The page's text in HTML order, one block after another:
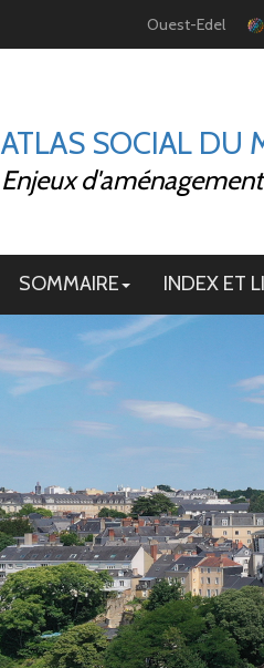
Ouest-Edel
ATLAS SOCIAL DU
Enjeux
SOMMAIRE INDEX ET